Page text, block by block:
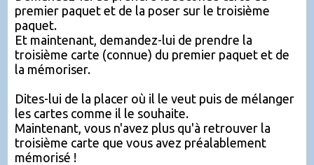
premier paquet et de la poser sur le troisième
paquet.
Et maintenant, demandez-lui de prendre la
troisième carte (connue) du premier paquet et de
la mémoriser.
Dites-lui de la placer où il le veut puis de mélanger
les cartes comme il le souhaite.
Maintenant, vous n'avez plus qu'à retrouver la
troisième carte que vous avez préalablement
mémorisé !